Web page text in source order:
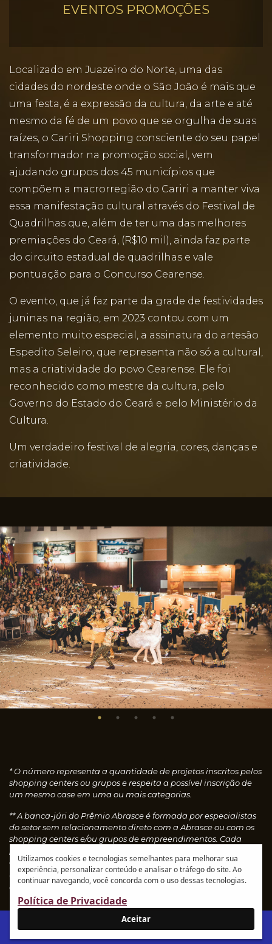
EVENTOS PROMOÇÕES
Localizado em Juazeiro do Norte, uma das
cidades do nordeste onde o São João é mais que
uma festa, é a expressão da cultura, da arte e até
mesmo da fé de um povo que se orgulha de suas
raízes, o Cariri Shopping consciente do seu papel
transformador na promoção social, vem
ajudando grupos dos 45 municípios que
compõem a macrorregião do Cariri a manter viva
essa manifestação cultural através do Festival de
Quadrilhas que, além de ter uma das melhores
premiações do Ceará, (R$10 mil), ainda faz parte
do circuito estadual de quadrilhas e vale
pontuação para o Concurso Cearense.
O evento, que já faz parte da grade de festividades
juninas na região, em 2023 contou com um
elemento muito especial, a assinatura do artesão
Espedito Seleiro, que representa não só a cultural,
mas a criatividade do povo Cearense. Ele foi
reconhecido como mestre da cultura, pelo
Governo do Estado do Ceará e pelo Ministério da
Cultura.
Um verdadeiro festival de alegria, cores, danças e
criatividade.
* O número representa a quantidade de projetos inscritos pelos
shopping centers ou grupos e respeita a possível inscrição de
um mesmo case em uma ou mais categorias.
** A banca-júri do Prêmio Abrasce é formada por especialistas
do setor sem relacionamento direto com a Abrasce ou com os
shopping centers e/ou grupos de empreendimentos. Cada
concedendo notas, que são calculadas automaticamente e
resultam nos vencedores de cada categoria.Leia o
regulamento
IR AO SITE ABRASCE
Utilizamos cookies e tecnologias semelhantes para melhorar sua
experiência, personalizar conteúdo e analisar o tráfego do site. Ao
continuar navegando, você concorda com o uso dessas tecnologias.
Política de Privacidade
Aceitar